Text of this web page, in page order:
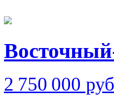
2 750 000